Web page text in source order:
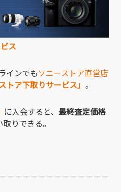
ス
インでもソニーストア直営店
トア下取りサービス」 。
に入会すると、 最終査定価格
りできる。
－－－－－－－－－－－－－